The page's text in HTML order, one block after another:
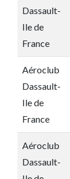
Dassault-
Ile de
France
Aéroclub
Dassault-
Ile de
France
Aéroclub
Dassault-